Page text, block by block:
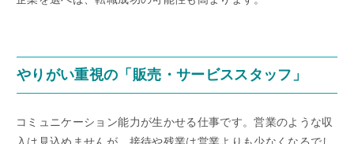
やりがい重視の「販売・サービススタッフ」
コミュニケーション能力が生かせる仕事です。営業のような収